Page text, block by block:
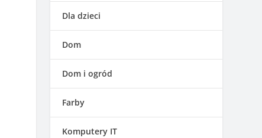
Dla dzieci
Dom
Dom i ogród
Farby
Komputery IT